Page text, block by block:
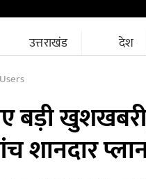
उत्तराखंड देश
बड़ी
शानदार